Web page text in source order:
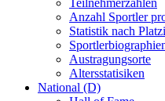
Teilnehmerzahlen
Anzahl Sportler
Statistik nach
Austragungsorte
Altersstatisiken
National (D)